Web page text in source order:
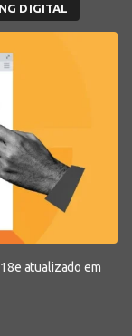
DIGITAL
e atualizado em